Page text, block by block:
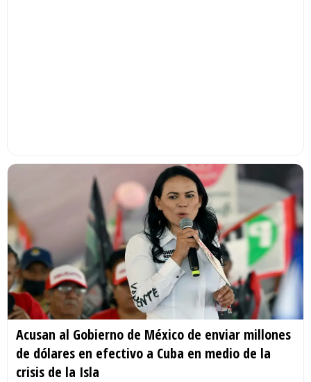
Acusan al Gobierno de México de enviar millones
de dólares en efectivo a Cuba en medio de la
crisis de la Isla